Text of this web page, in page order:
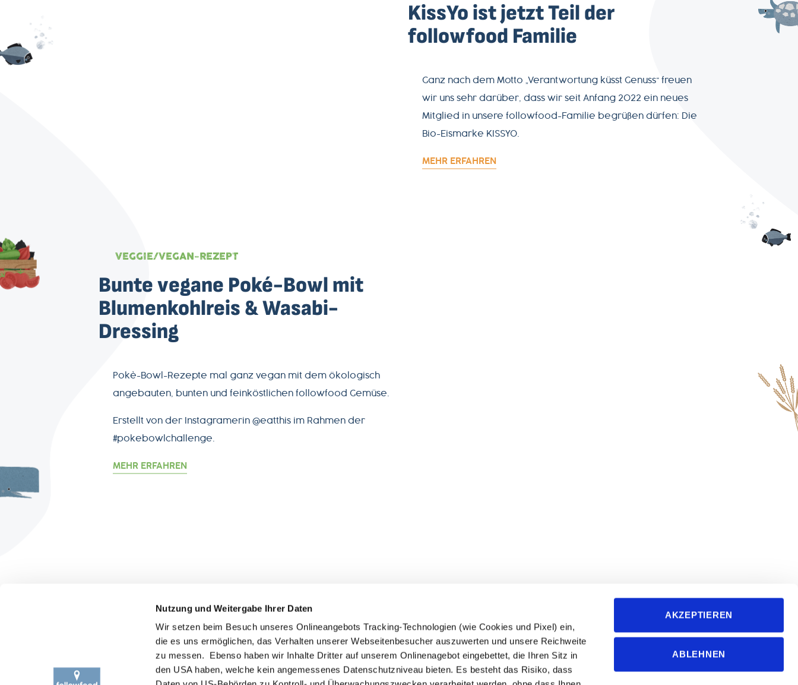
Nutzung und Weitergabe Ihrer Daten
Wir setzen beim Besuch unseres Onlineangebots Tracking-Technologien (wie Cookies und Pixel) ein,
die es uns ermöglichen, das Verhalten unserer Webseitenbesucher auszuwerten und unsere Reichweite
zu messen. Ebenso haben wir Inhalte Dritter auf unserem Onlinenagebot eingebettet, die Ihren Sitz in
den USA haben, welche kein angemessenes Datenschutzniveau bieten. Es besteht das Risiko, dass
AKZEPTIEREN
ABLEHNEN
KissYo ist jetzt Teil der
followfood Familie
Ganz nach dem Motto „Verantwortung küsst Genuss“ freuen
wir uns sehr darüber, dass wir seit Anfang 2022 ein neues
Mitglied in unsere followfood-Familie begrüßen dürfen: Die
Bio-Eismarke KISSYO.
MEHR ERFAHREN
VEGGIE/VEGAN-REZEPT
Bunte vegane Poké-Bowl mit
Blumenkohlreis & Wasabi-
Dressing
Pokè-Bowl-Rezepte mal ganz vegan mit dem ökologisch
angebauten, bunten und feinköstlichen followfood Gemüse.
Erstellt von der Instagramerin @eatthis im Rahmen der
#pokebowlchallenge.
MEHR ERFAHREN
Wer wir sind
Produktwelt
Tracking-Code
Impact Report
Händler
FAQ
Pressestimmen
followfood GmbH
D-88045 Friedrichshafen
info@followfood.de